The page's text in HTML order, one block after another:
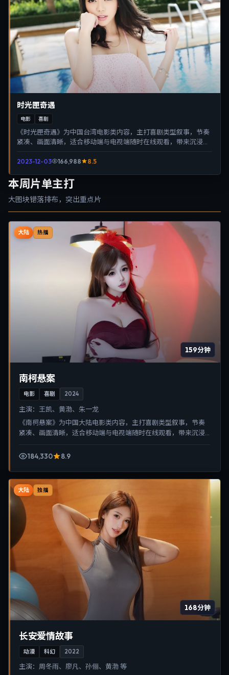
时光匣奇遇
电影 喜剧
《时光匣奇遇》为中国台湾电影类内容，主打喜剧类型叙事，节奏
紧凑、画面清晰，适合移动端与电视端随时在线观看，带来沉浸式
2023-12-03 166,988 8.5
本周片单主打
大图块错落排布，突出重点片
大陆 热播
159分钟
南柯悬案
电影 喜剧 2024
主演： 王凯、黄渤、朱一龙
《南柯悬案》为中国大陆电影类内容，主打喜剧类型叙事，节奏
紧凑、画面清晰，适合移动端与电视端随时在线观看，带来沉浸
184,330
8.9
大陆 独播
168分钟
长安爱情故事
动漫 科幻 2022
主演： 周冬雨、廖凡、孙俪、黄渤 等